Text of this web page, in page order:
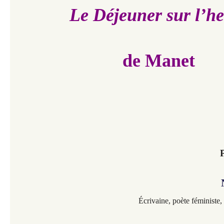
Le Déjeuner sur
de Manet
Écrivaine, poète